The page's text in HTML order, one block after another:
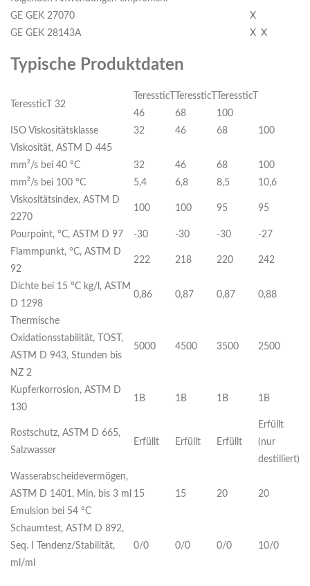
GE GEK 27070
X
GE GEK 28143A
X X
Typische Produktdaten
TeressticT 32
TeressticT
46
TeressticT
68
TeressticT
100
ISO Viskositätsklasse
32 46 68
100
Viskosität, ASTM D 445
mm²/s bei 40 °C
32 46 68
100
mm²/s bei 100 °C
5,4 6,8 8,5
10,6
Viskositätsindex, ASTM D
2270
100 100 95 95
Pourpoint, °C, ASTM D 97 -30 -30 -30
-27
Flammpunkt, °C, ASTM D
92
222 218 220 242
Dichte bei 15 °C kg/l, ASTM
D 1298
0,86 0,87 0,87 0,88
Thermische
Oxidationsstabilität, TOST,
ASTM D 943, Stunden bis
NZ 2
5000 4500 3500 2500
Kupferkorrosion, ASTM D
130
1B 1B 1B 1B
Rostschutz, ASTM D 665,
Salzwasser
Erfüllt Erfüllt Erfüllt
Erfüllt
(nur
destilliert)
Wasserabscheidevermögen,
ASTM D 1401, Min. bis 3 ml
Emulsion bei 54 °C
15 15 20 20
Schaumtest, ASTM D 892,
Seq. I Tendenz/Stabilität,
ml/ml
0/0 0/0 0/0 10/0